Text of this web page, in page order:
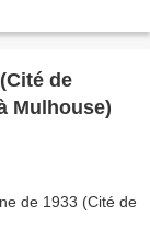
de
Mulhouse)